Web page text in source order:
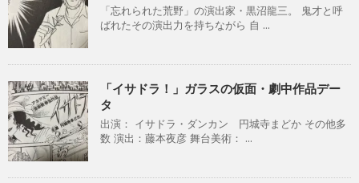
「忘れられた荒野」の演出家・黒沼龍三。 鬼才と呼
ばれたその演出力を持ちながら 自 ...
「イサドラ！」ガラスの仮面・劇中作品デー
タ
出演： イサドラ・ダンカン 円城寺まどか その他多
数 演出：藤本夜彦 舞台美術： ...